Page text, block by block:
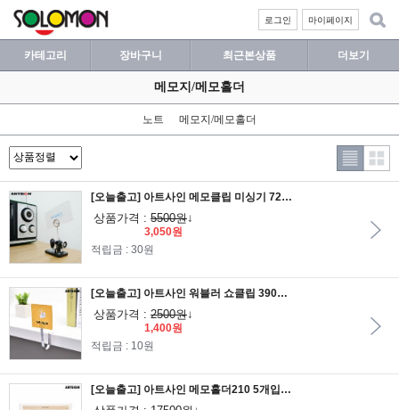
마이페이지
로그인
카테고리 장바구니 최근본상품 더보기
메모지/메모홀더
노트 메모지/메모홀더
[오늘출고] 아트사인 메모클립 미싱기 7251
상품가격 : 5500원↓
3,050원
적립금 : 30원
[오늘출고] 아트사인 워블러 쇼클립 3900/워블러/와블러/쇼클립/클립/댕글러
상품가격 : 2500원↓
1,400원
적립금 : 10원
[오늘출고] 아트사인 메모홀더210 5개입/72151/페이퍼홀더/메모꽂이/메모클립/메모집게